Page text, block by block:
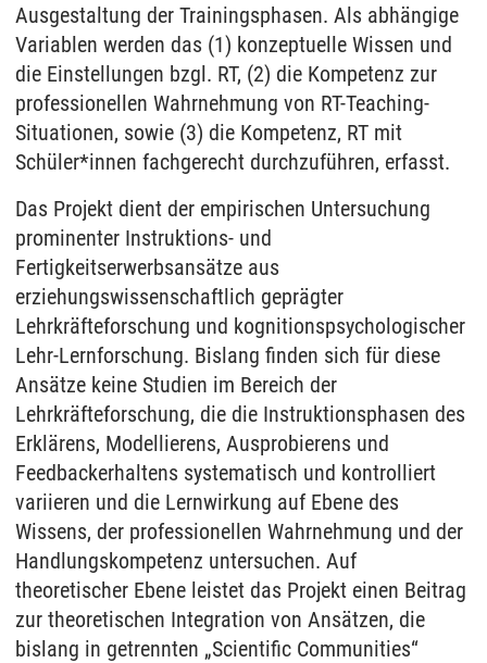
Ausgestaltung der Trainingsphasen. Als abhängige
Variablen werden das (1) konzeptuelle Wissen und
die Einstellungen bzgl. RT, (2) die Kompetenz zur
professionellen Wahrnehmung von RT-Teaching-
Situationen, sowie (3) die Kompetenz, RT mit
Schüler*innen fachgerecht durchzuführen, erfasst.
Das Projekt dient der empirischen Untersuchung
prominenter Instruktions- und
Fertigkeitserwerbsansätze aus
erziehungswissenschaftlich geprägter
Lehrkräfteforschung und kognitionspsychologischer
Lehr-Lernforschung. Bislang finden sich für diese
Ansätze keine Studien im Bereich der
Lehrkräfteforschung, die die Instruktionsphasen des
Erklärens, Modellierens, Ausprobierens und
Feedbackerhaltens systematisch und kontrolliert
variieren und die Lernwirkung auf Ebene des
Wissens, der professionellen Wahrnehmung und der
Handlungskompetenz untersuchen. Auf
theoretischer Ebene leistet das Projekt einen Beitrag
zur theoretischen Integration von Ansätzen, die
bislang in getrennten „Scientific Communities“